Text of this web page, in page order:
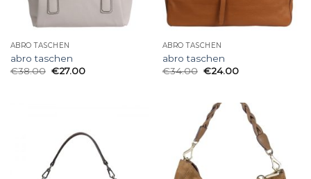
ABRO TASCHEN
abro taschen
€38.00 €27.00
ABRO TASCHEN
abro taschen
€34.00 €24.00